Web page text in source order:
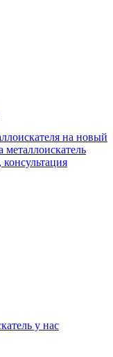
на новый
у нас